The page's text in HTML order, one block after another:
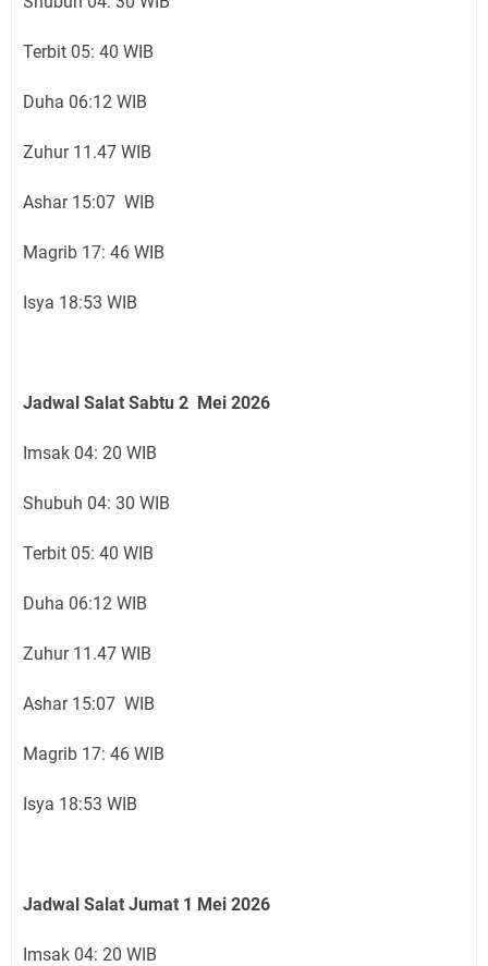
Terbit 05: 40 WIB
Duha 06:12 WIB
Zuhur 11.47 WIB
Ashar 15:07 WIB
Magrib 17: 46 WIB
Isya 18:53 WIB
Jadwal Salat Sabtu 2 Mei 2026
Imsak 04: 20 WIB
Shubuh 04: 30 WIB
Terbit 05: 40 WIB
Duha 06:12 WIB
Zuhur 11.47 WIB
Ashar 15:07 WIB
Magrib 17: 46 WIB
Isya 18:53 WIB
Jadwal Salat Jumat 1 Mei 2026
Imsak 04: 20 WIB